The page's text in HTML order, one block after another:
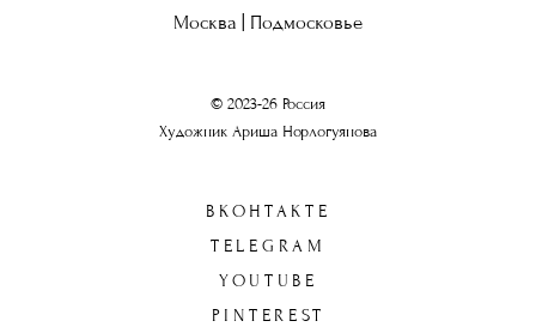
Москва | Подмосковье
© 2023-26 Россия
Художник Ариша Норлогуянова
ВКОНТАКТЕ
TELEGRAM
YOUTUBE
PINTEREST